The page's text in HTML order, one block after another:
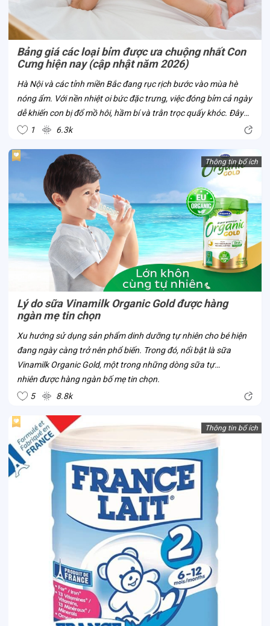
Bảng giá các loại bỉm được ưa chuộng nhất Con
Cưng hiện nay (cập nhật năm 2026)
Hà Nội và các tỉnh miền Bắc đang rục rịch bước vào mùa hè
nóng ẩm. Với nền nhiệt oi bức đặc trưng, việc đóng bỉm cả ngày
dễ khiến con bị đổ mồ hôi, hầm bí và trằn trọc quấy khóc. Đây
chính là thời điểm chuẩn nhất để mẹ cân nhắc đổi bỉm từ dày
1 6.3k
Thông tin bổ ích
Lý do sữa Vinamilk Organic Gold được hàng
ngàn mẹ tin chọn
Xu hướng sử dụng sản phẩm dinh dưỡng tự nhiên cho bé hiện
đang ngày càng trở nên phổ biến. Trong đó, nổi bật là sữa
Vinamilk Organic Gold, một trong những dòng sữa tự
nhiên được hàng ngàn bố mẹ tin chọn.
5
8.8k
Thông tin bổ ích